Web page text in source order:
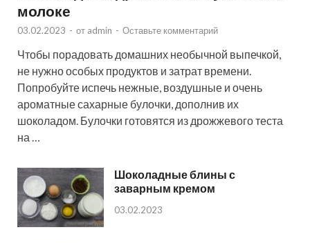
молоке
03.02.2023 - от admin - Оставьте комментарий
Чтобы порадовать домашних необычной выпечкой,
не нужно особых продуктов и затрат времени.
Попробуйте испечь нежные, воздушные и очень
ароматные сахарные булочки, дополнив их
шоколадом. Булочки готовятся из дрожжевого теста
на …
Шоколадные блины с
заварным кремом
03.02.2023